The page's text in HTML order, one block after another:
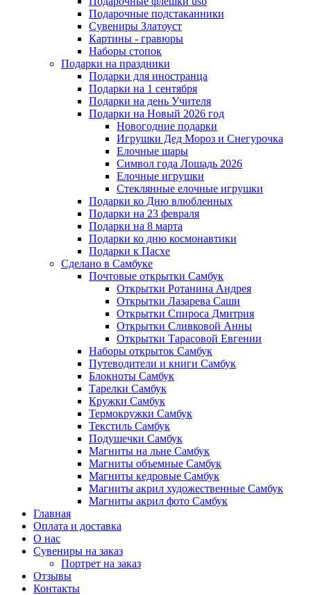
Подарочные подстаканники
Сувениры Златоуст
Картины - гравюры
Наборы стопок
Подарки на праздники
Подарки для иностранца
Подарки на 1 сентября
Подарки на день Учителя
Подарки на Новый 2026 год
Новогодние подарки
Игрушки Дед Мороз и Снегурочка
Елочные шары
Символ года Лошадь 2026
Елочные игрушки
Стеклянные елочные игрушки
Подарки ко Дню влюбленных
Подарки на 23 февраля
Подарки на 8 марта
Подарки ко дню космонавтики
Подарки к Пасхе
Сделано в Самбуке
Почтовые открытки Самбук
Открытки Ротанина Андрея
Открытки Лазарева Саши
Открытки Спироса Дмитрия
Открытки Сливковой Анны
Открытки Тарасовой Евгении
Наборы открыток Самбук
Путеводители и книги Самбук
Блокноты Самбук
Тарелки Самбук
Кружки Самбук
Термокружки Самбук
Текстиль Самбук
Подушечки Самбук
Магниты на льне Самбук
Магниты объемные Самбук
Магниты кедровые Самбук
Магниты акрил художественные Самбук
Магниты акрил фото Самбук
Главная
Оплата и доставка
О нас
Сувениры на заказ
Портрет на заказ
Отзывы
Контакты